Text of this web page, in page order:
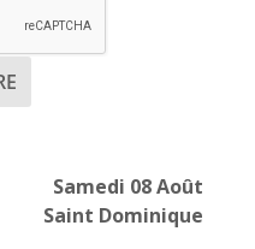
Samedi 08 Août
Saint Dominique